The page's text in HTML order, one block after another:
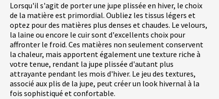
Lorsqu'il s'agit de porter une jupe plissée en hiver, le choix
de la matière est primordial. Oubliez les tissus légers et
optez pour des matières plus denses et chaudes. Le velours,
la laine ou encore le cuir sont d'excellents choix pour
affronter le froid. Ces matières non seulement conservent
la chaleur, mais apportent également une texture riche à
votre tenue, rendant la jupe plissée d'autant plus
attrayante pendant les mois d'hiver. Le jeu des textures,
associé aux plis de la jupe, peut créer un look hivernal à la
fois sophistiqué et confortable.